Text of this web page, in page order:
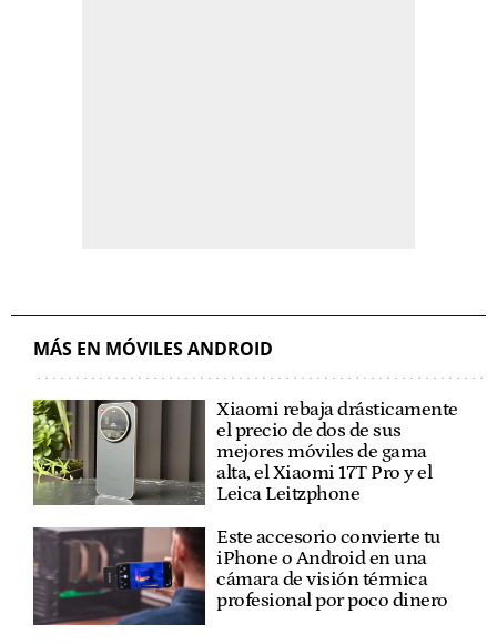
MÁS EN MÓVILES ANDROID
Xiaomi rebaja drásticamente
el precio de dos de sus
mejores móviles de gama
alta, el Xiaomi 17T Pro y el
Leica Leitzphone
Este accesorio convierte tu
iPhone o Android en una
cámara de visión térmica
profesional por poco dinero